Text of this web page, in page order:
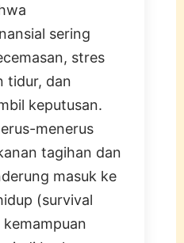
sering
stres
tidur, dan
keputusan.
menerus
tagihan dan
masuk ke
(survival